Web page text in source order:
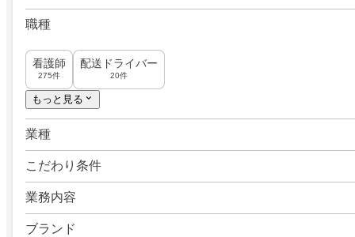
職種
看護師
275件
配送ドライバー
20件
もっと見る
業種
こだわり条件
業務内容
ブランド